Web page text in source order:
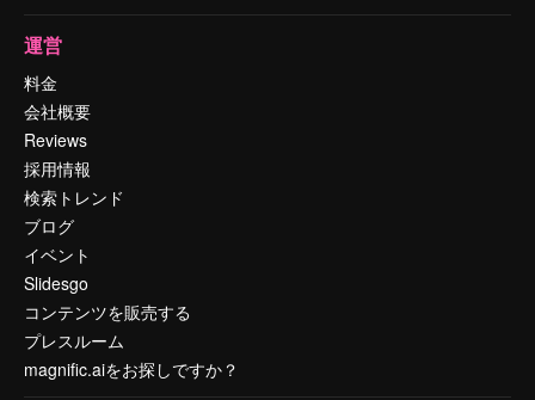
運営
料金
会社概要
Reviews
採用情報
検索トレンド
ブログ
イベント
Slidesgo
コンテンツを販売する
プレスルーム
magnific.aiをお探しですか？